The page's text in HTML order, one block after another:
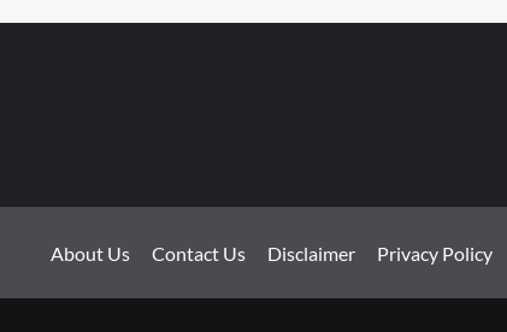
About Us Contact Us Disclaimer Privacy Policy